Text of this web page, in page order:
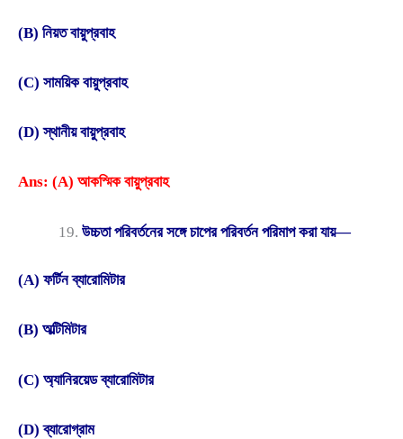
(B) নিয়ত বায়ুপ্রবাহ
(C) সাময়িক বায়ুপ্রবাহ
(D) স্থানীয় বায়ুপ্রবাহ
Ans: (A) আকস্মিক বায়ুপ্রবাহ
উচ্চতা পরিবর্তনের সঙ্গে চাপের পরিবর্তন পরিমাপ করা যায়—
(A) ফর্টিন ব্যারোমিটার
(B) অল্টিমিটার
(C) অ্যানিরয়েড ব্যারোমিটার
(D) ব্যারোগ্রাম